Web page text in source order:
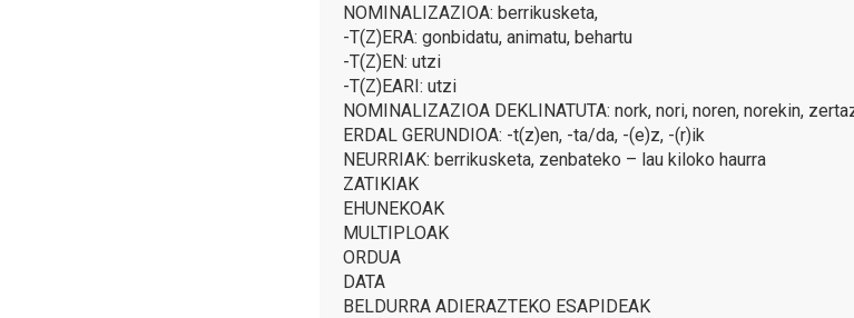
NOMINALIZAZIOA: berrikusketa,
-T(Z)ERA: gonbidatu, animatu, behartu
-T(Z)EN: utzi
-T(Z)EARI: utzi
NOMINALIZAZIOA DEKLINATUTA: nork, nori, noren, norekin,
ERDAL GERUNDIOA: -t(z)en, -ta/da, -(e)z, -(r)ik
NEURRIAK: berrikusketa, zenbateko – lau kiloko haurra
ZATIKIAK
EHUNEKOAK
MULTIPLOAK
ORDUA
DATA
BELDURRA ADIERAZTEKO ESAPIDEAK